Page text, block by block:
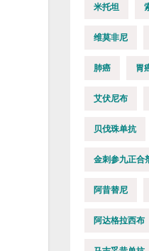
米托坦
维莫非尼
肺癌 胃
艾伏尼布
贝伐珠单抗
金刺参九正合
阿昔替尼
阿达格拉西布